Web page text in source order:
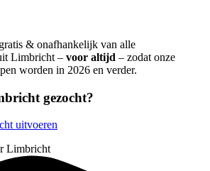
& onafhankelijk van alle
Limbricht – voor altijd – zodat onze
worden in 2026 en verder.
gezocht?
uitvoeren